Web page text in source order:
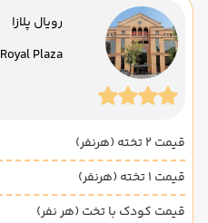
رویال پلازا
Royal Plaza
قیمت 2 تخته (هرنفر)
قیمت 1 تخته (هرنفر)
قیمت کودک با تخت (هر نفر)